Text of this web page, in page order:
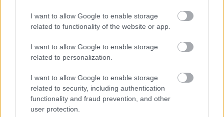
I want to allow Google to enable storage
related to functionality of the website or app.
I want to allow Google to enable storage
related to personalization.
I want to allow Google to enable storage
related to security, including authentication
functionality and fraud prevention, and other
user protection.
Kálloy Molnár Péter
Peterné:Tánczos Adrienn
A zenekar, a Lacik:
Hrutka Róbert– ének, gitár
Cséry Zoltán– billentyű, vokál
Felicián:Kalmus Felicián– elektromos cselló
Ádám:Markó Ádám– dob